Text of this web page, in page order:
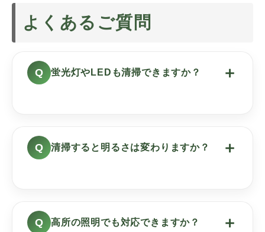
よくあるご質問
蛍光灯やLEDも清掃できますか？ ＋
清掃すると明るさは変わりますか？ ＋
高所の照明でも対応できますか？ ＋